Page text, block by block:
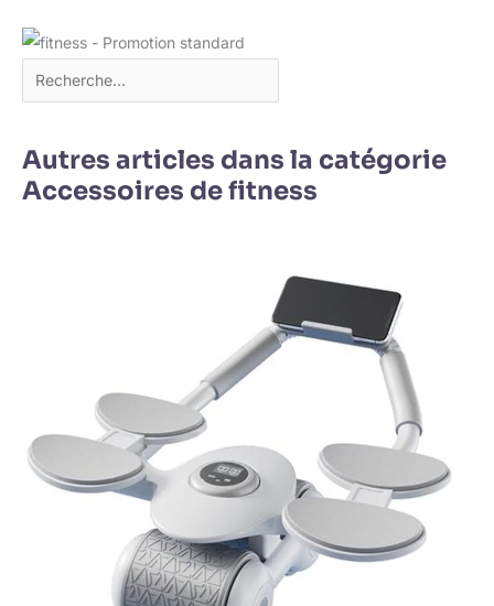
Autres articles dans la catégorie
Accessoires de fitness